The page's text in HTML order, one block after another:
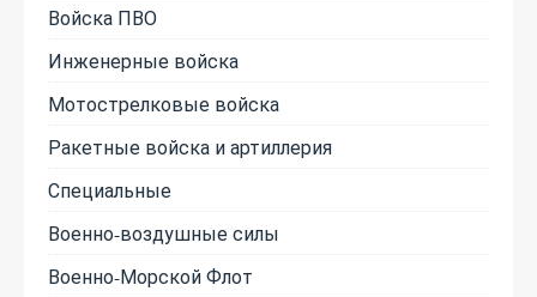
Войска ПВО
Инженерные войска
Мотострелковые войска
Ракетные войска и артиллерия
Специальные
Военно-воздушные силы
Военно-Морской Флот